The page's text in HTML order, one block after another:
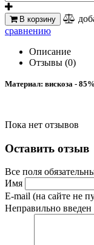
В корзину
сравнению
Описание
Отзывы (0)
Материал: вискоза -
Пока нет отзывов
Оставить отзыв
Все поля
Имя
E-mail (на сайте не
Неправильно введен